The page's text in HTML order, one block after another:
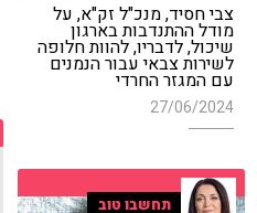
צבי חסיד, מנכ"ל זק"א, על
מודל ההתנדבות בארגון
שיכול, לדבריו, להוות חלופה
לשירות צבאי עבור הנמנים
עם המגזר החרדי
27/06/2024
תחשבו טוב